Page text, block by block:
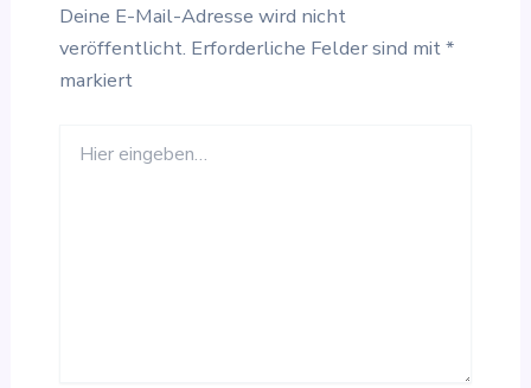
Deine E-Mail-Adresse wird nicht
veröffentlicht. Erforderliche Felder sind mit*
markiert
eingeben…